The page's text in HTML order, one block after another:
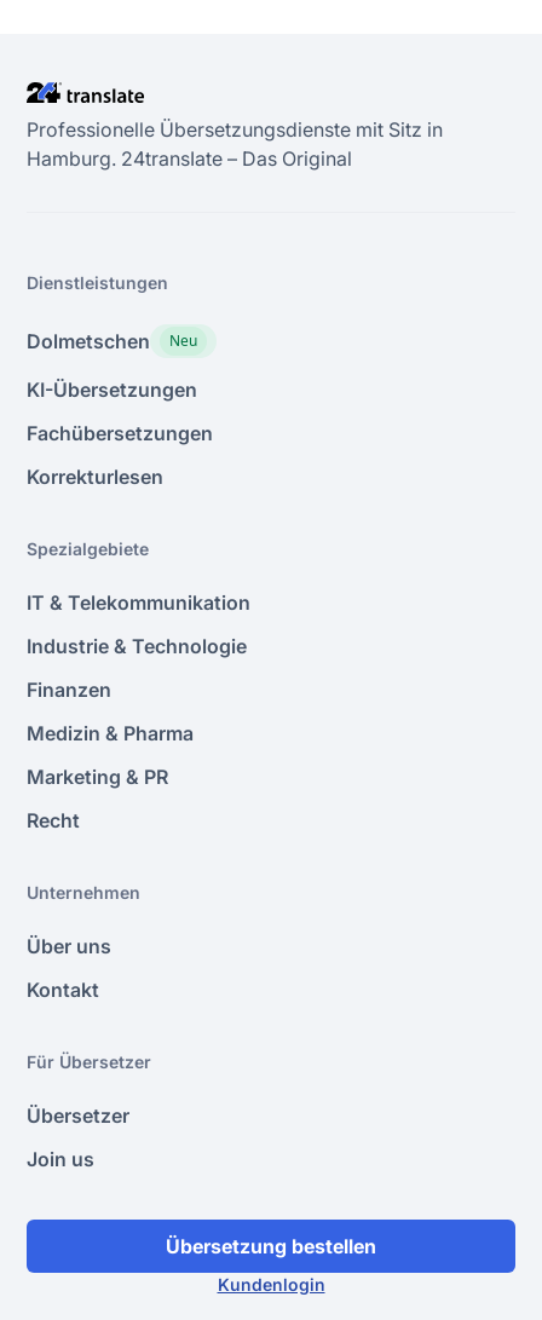
oftmals mithilfe von Verbkonstruktionen beschrieben
werden. Unser spezialisiertes Team von
muttersprachlichen deutschen Übersetzern und
Dolmetschern lebt im deutschsprachigen Raum und
übersetzen, als auch solche, die Texte ins Schweizer
Professionelle Übersetzungsdienste mit Sitz in
Hamburg. 24transIate – Das Original
Dienstleistungen
Dolmetschen Neu
KI-Übersetzungen
Fachübersetzungen
Korrekturlesen
Spezialgebiete
IT & Telekommunikation
Industrie & Technologie
Finanzen
Medizin & Pharma
Marketing & PR
Recht
Unternehmen
Über uns
Kontakt
Für Übersetzer
Übersetzer
Join us
Übersetzung bestellen
Kundenlogin